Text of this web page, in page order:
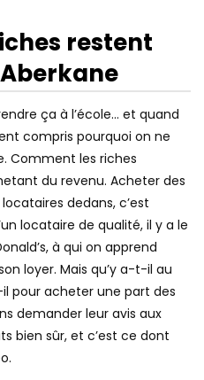
Watch Later
01:10:25
COMMENT LES NAZIS
FAIRE DISPARAÎTRE
LA SHOAH – M-N-O-
restent
ça à l’école… et quand
compris pourquoi on ne
Comment les riches
du revenu. Acheter des
dedans, c’est
locataire de qualité, il y a le
à qui on apprend
loyer. Mais qu’y a-t-il au
pour acheter une part des
demander leur avis aux
bien sûr, et c’est ce dont